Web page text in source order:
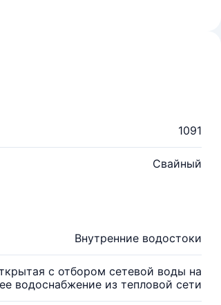
1091
Свайный
Внутренние водостоки
с отбором сетевой воды на
водоснабжение из тепловой сети